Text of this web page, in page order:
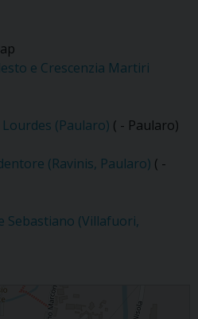
e Crescenzia Martiri
(Paularo) ( - Paularo)
(Ravinis, Paularo) ( -
Sebastiano (Villafuori,